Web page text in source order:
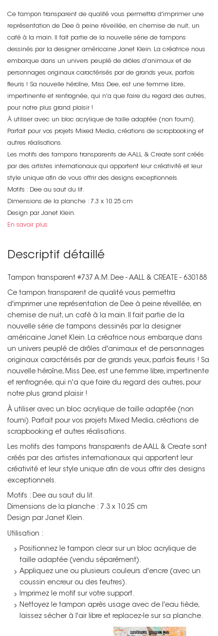
Ce tampon transparent de qualité vous permettra d'imprimer une
représentation de Dee à peine réveillée, en chemise de nuit, un
café à la main. Il fait partie de la nouvelle série de tampons
dessinés par la designer américaine Janet Klein. La créatrice nous
embarque dans un univers peuplé de drôles d'animaux et de
personnages originaux caractérisés par de grands yeux, parfois
fleuris ! Sa nouvelle héroïne, Miss Dee, est une femme libre,
impertinente et renfrognée, qui n'a que faire du regard des autres,
pour notre plus grand plaisir !
À utiliser avec un bloc acrylique de taille adaptée (non fourni).
Parfait pour vos projets Mixed Media, créations de scrapbooking et
autres réalisations.
Les motifs des tampons transparents de AALL & Create sont créés
par des artistes internationaux qui apportent leur créativité et leur
style unique afin de vous offrir des designs exceptionnels.
Motifs : Dee au saut du lit.
Dimensions de la planche : 7.3 x 10.25 cm
Design par Janet Klein.
En savoir plus
Descriptif détaillé
Tampon transparent #737 A.M. Dee - AALL & CREATE - 630188
Ce tampon transparent de qualité vous permettra
d'imprimer une représentation de Dee à peine réveillée, en
chemise de nuit, un café à la main. Il fait partie de la
nouvelle série de tampons dessinés par la designer
américaine Janet Klein. La créatrice nous embarque dans
un univers peuplé de drôles d'animaux et de personnages
originaux caractérisés par de grands yeux, parfois fleuris ! Sa
nouvelle héroïne, Miss Dee, est une femme libre, impertinente
et renfrognée, qui n'a que faire du regard des autres, pour
notre plus grand plaisir !
À utiliser avec un bloc acrylique de taille adaptée (non
fourni). Parfait pour vos projets Mixed Media, créations de
scrapbooking et autres réalisations.
Les motifs des tampons transparents de AALL & Create sont
créés par des artistes internationaux qui apportent leur
créativité et leur style unique afin de vous offrir des designs
exceptionnels.
Motifs : Dee au saut du lit.
Dimensions de la planche : 7.3 x 10.25 cm
Design par Janet Klein.
Utilisation :
Positionnez le tampon clear sur un bloc acrylique de
taille adaptée (vendu séparément).
Appliquez une ou plusieurs couleurs d'encre (avec un
coussin encreur ou des feutres).
Imprimez le motif sur votre support.
Nettoyez le tampon après usage avec de l'eau tiède,
laissez sécher à l'air libre et replacez-le sur sa planche.
Non merci !